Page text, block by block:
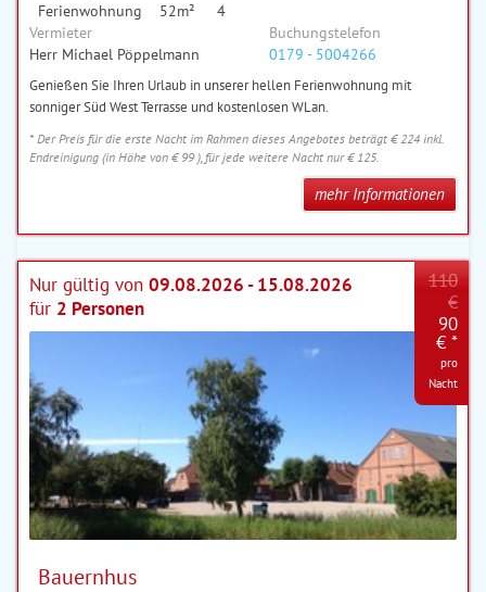
Ferienwohnung
52m²
4
Vermieter
Herr Michael Pöppelmann
Buchungstelefon
0179 - 5004266
Genießen Sie Ihren Urlaub in unserer hellen Ferienwohnung mit
sonniger Süd West Terrasse und kostenlosen WLan.
* Der Preis für die erste Nacht im Rahmen dieses Angebotes beträgt € 224 inkl.
Endreinigung (in Höhe von € 99 ), für jede weitere Nacht nur € 125.
mehr Informationen
Nur gültig von 09.08.2026 - 15.08.2026
für 2 Personen
Bauernhus
110
€
90
€ *
pro
Nacht